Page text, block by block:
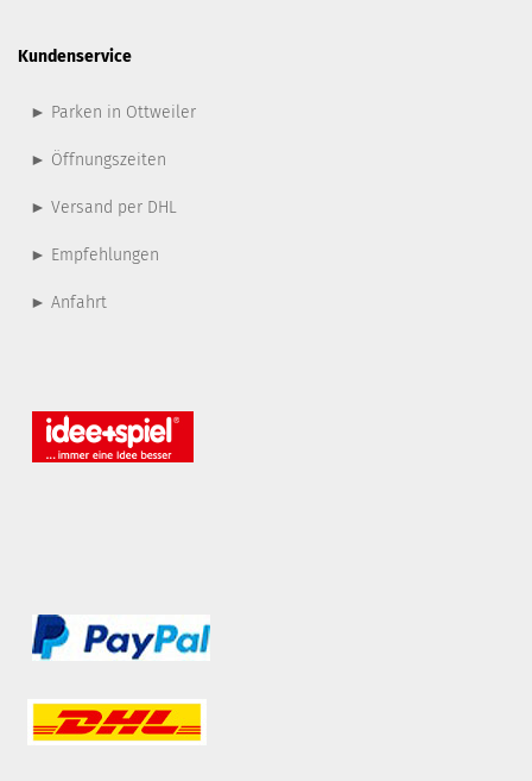
Kundenservice
► Parken in Ottweiler
► Öffnungszeiten
► Versand per DHL
► Empfehlungen
► Anfahrt